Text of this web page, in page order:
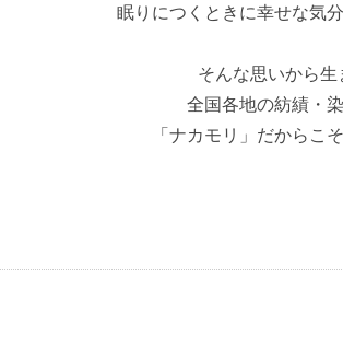
眠りにつくときに幸せな気
そんな思いから生
全国各地の紡績・
「ナカモリ」だからこ